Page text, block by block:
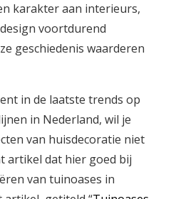
karakter aan interieurs,
voortdurend
geschiedenis waarderen
in de laatste trends op
in Nederland, wil je
van huisdecoratie niet
artikel dat hier goed bij
van tuinoases in